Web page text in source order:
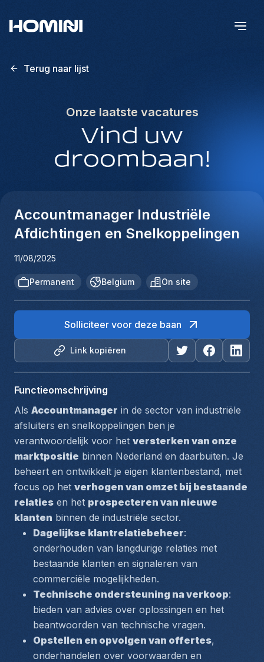
Terug naar lijst
Onze laatste vacatures
Vind uw
droombaan!
Accountmanager Industriële
Afdichtingen en Snelkoppelingen
11/08/2025
Permanent Belgium On site
Link kopiëren
Solliciteer voor deze baan
Functieomschrijving
Als Accountmanager in de sector van industriële
afsluiters en snelkoppelingen ben je
verantwoordelijk voor het versterken van onze
marktpositie binnen Nederland en daarbuiten. Je
beheert en ontwikkelt je eigen klantenbestand, met
focus op het verhogen van omzet bij bestaande
relaties en het prospecteren van nieuwe
klanten binnen de industriële sector.
Dagelijkse klantrelatiebeheer:
onderhouden van langdurige relaties met
bestaande klanten en signaleren van
commerciële mogelijkheden.
Technische ondersteuning na verkoop:
bieden van advies over oplossingen en het
beantwoorden van technische vragen.
Opstellen en opvolgen van offertes,
onderhandelen over voorwaarden en